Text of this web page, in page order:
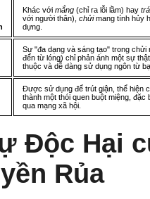
Khác với mắng (chỉ ra lỗi lầm) hay
với người thân), chửimang tính hủy
dựng.
Sự "đa dạng và sáng tạo" trong
đến từ lóng) chỉ phản ánh một sự
thuộc và dễ dàng sử dụng ngôn từ
Được sử dụng để trút giận, thể hiện
thành một thói quen buột miệng, đặc
qua mạng xã hội.
Độc Hại
Rủa